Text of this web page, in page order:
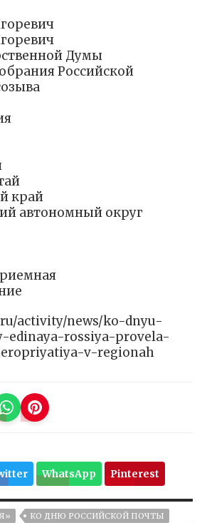
Думы
Российской
край
автономный округ
activity/news/ko-dnyu-
edinaya-rossiya-provela-
v-regionah
WhatsApp Pinterest
КО ДНЮ РОССИЙСКОЙ ПОЧТЫ